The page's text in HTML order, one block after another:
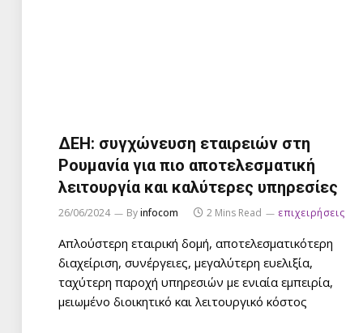
ΔΕΗ: συγχώνευση εταιρειών στη
Ρουμανία για πιο αποτελεσματική
λειτουργία και καλύτερες υπηρεσίες
26/06/2024 Byinfocom 2 Mins Read επιχειρήσεις
Απλούστερη εταιρική δομή, αποτελεσματικότερη
διαχείριση, συνέργειες, μεγαλύτερη ευελιξία,
ταχύτερη παροχή υπηρεσιών με ενιαία εμπειρία,
μειωμένο διοικητικό και λειτουργικό κόστος